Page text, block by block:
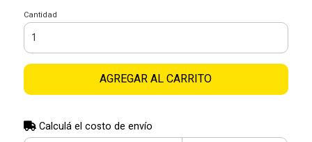
Cantidad
AGREGAR AL CARRITO
Calculá el costo de envío